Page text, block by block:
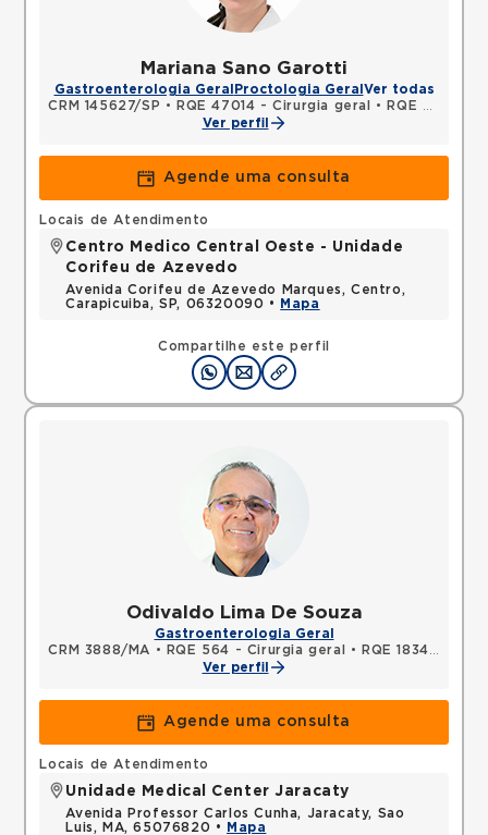
Mariana Sano Garotti
Gastroenterologia Geral Proctologia Geral Ver todas
CRM 145627/SP • RQE 47014 - Cirurgia geral •
RQE 51493 - Coloproctologia
Ver perfil
Agende uma consulta
Compartilhe este perfil
Locais de Atendimento
Centro Medico Central Oeste - Unidade
Corifeu de Azevedo
Avenida Corifeu de Azevedo Marques, Centro,
Carapicuiba, SP, 06320090 •
Mapa
Odivaldo Lima De Souza
Gastroenterologia Geral
CRM 3888/MA • RQE 564 - Cirurgia geral •
RQE 1834 - Endoscopia
Ver perfil
Agende uma consulta
Locais de Atendimento
Unidade Medical Center Jaracaty
Avenida Professor Carlos Cunha, Jaracaty, Sao
Luis, MA, 65076820 •
Mapa